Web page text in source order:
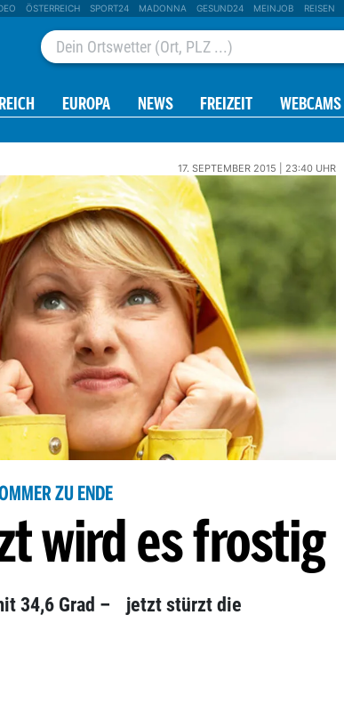
ÖSTERREICH SPORT24 MADONNA GESUND24 MEINJOB REISEN
EUROPA NEWS FREIZEIT WEBCAMS
17. SEPTEMBER 2015 | 23:40 UHR
ZU ENDE
wird es frostig
34,6 Grad – jetzt stürzt die